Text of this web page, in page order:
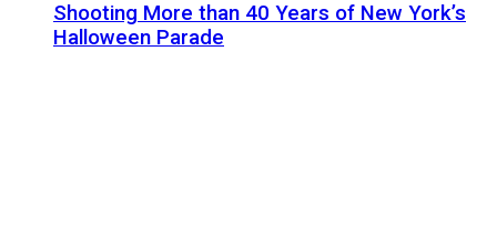
Shooting More than 40 Years of New York’s
Halloween Parade